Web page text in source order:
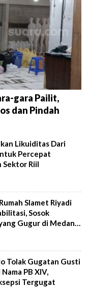
gara Pailit,
dan Pindah
Likuiditas Dari
Percepat
Sektor Riil
Slamet Riyadi
Sosok
Gugur di Medan
Tolak Gugatan Gusti
PB XIV,
Tergugat